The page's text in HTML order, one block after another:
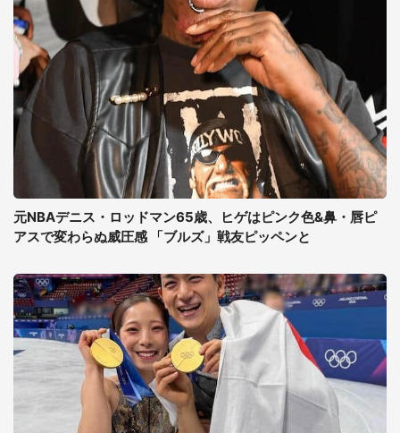
元NBAデニス・ロッドマン65歳、ヒゲはピンク色&鼻・唇ピ
アスで変わらぬ威圧感 「ブルズ」戦友ピッペンと